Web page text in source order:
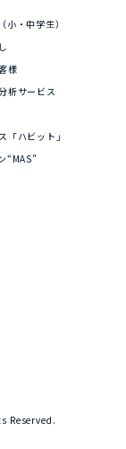
小・中学生）
様
析サービス
「ハビット」
“MAS”
Reserved.